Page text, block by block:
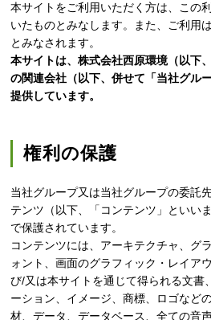
本サイトをご利用いただく方は、この
いたものとみなします。また、ご利用
とみなされます。
本サイトは、株式会社西原環境（以下
の関連会社（以下、併せて「当社グル
提供しています。
権利の保護
当社グループ又は当社グループの委託
テンツ（以下、「コンテンツ」といい
で保護されています。
コンテンツには、アーキテクチャ、グ
ォント、画面のグラフィック・レイア
び/又は本サイトを通じて得られる文書
ーション、イメージ、商標、ロゴなど
材、データ、データベース、全ての音